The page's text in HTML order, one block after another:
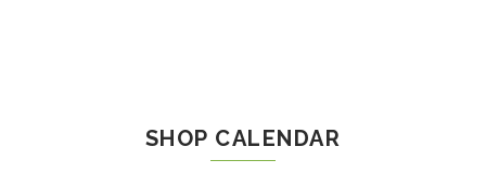
SHOP CALENDAR